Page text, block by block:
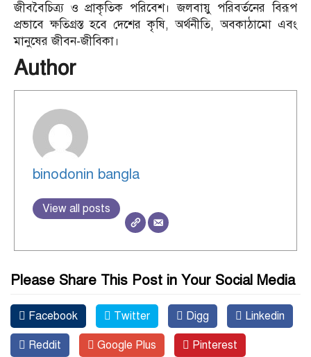
জীববৈচিত্র্য ও প্রাকৃতিক পরিবেশ। জলবায়ু পরিবর্তনের বিরূপ
প্রভাবে ক্ষতিগ্রস্ত হবে দেশের কৃষি, অর্থনীতি, অবকাঠামো এবং
মানুষের জীবন-জীবিকা।
Author
binodonin bangla
View all posts
Please Share This Post in Your Social Media
Facebook Twitter Digg Linkedin
Reddit Google Plus Pinterest